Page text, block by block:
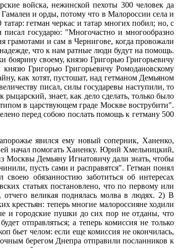
войска, нежинской пехоты 300 человек да
и орды, потому что в Малороссии села и
гетман черкас и татар многих побил; но, с
государю: "Многочастно и многообразно
грамотами и сам в Чернигове, когда провожали
что к нам ратные люди будут на помощь.
боярину своему, князю Григорью Григорьевичу
Григорью Григорьевичу Ромодановскому
как хотят, пустошат, над гетманом Демьяном
писал, силы государевы наступили, то
знает, как дело сделать, только было
в царствующем граде Москве вострубити".
перед собою послать помощь к гетману 500
явился ему новый соперник, Ханенко,
начал помогать Ханенку. Юрий Хмельницкий,
Москвы Демьяну Игнaтoвичу дали знать, чтобы
пусть сами и расправятся". Гетман понял
обязанностию заботиться об интересах
статьях постановлено, что по первому или
великая поднялась молва в людях. 2) В
крестьян: теперь многие малороссияне ходили
и городские пушки до сих пор не отданы, что
отправляться; а теперь комиссия не только
бьет челом: если еще комиссия не окончилась,
берегом Днепра отправили посланников к